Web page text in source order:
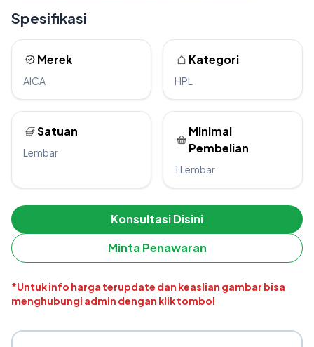
Spesifikasi
Merek
AICA
Kategori
HPL
Satuan
Lembar
Minimal
Pembelian
1 Lembar
Konsultasi Disini
Minta Penawaran
*Untuk info harga terupdate dan keaslian gambar bisa
menghubungi admin dengan klik tombol